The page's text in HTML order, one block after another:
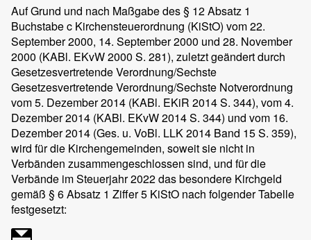
Auf Grund und nach Maßgabe des § 12 Absatz 1
Buchstabe c Kirchensteuerordnung (KiStO) vom 22.
September 2000, 14. September 2000 und 28. November
2000 (KABl. EKvW 2000 S. 281), zuletzt geändert durch
Gesetzesvertretende Verordnung/Sechste
Gesetzesvertretende Verordnung/Sechste Notverordnung
vom 5. Dezember 2014 (KABl. EKiR 2014 S. 344), vom 4.
Dezember 2014 (KABl. EKvW 2014 S. 344) und vom 16.
Dezember 2014 (Ges. u. VoBl. LLK 2014 Band 15 S. 359),
wird für die Kirchengemeinden, soweit sie nicht in
Verbänden zusammengeschlossen sind, und für die
Verbände im Steuerjahr 2022 das besondere Kirchgeld
gemäß § 6 Absatz 1 Ziffer 5 KiStO nach folgender Tabelle
festgesetzt: